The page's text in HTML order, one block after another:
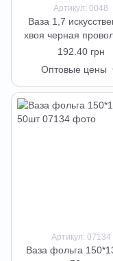
Артикул: 0048
Ваза 1,7
хвоя черная
кат 100*60*24
192.40 грн
Оптовые цены
Артикул: 07134
Ваза фольга